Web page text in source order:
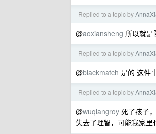
Replied to a topic by
@aoxiansheng 所以就是
Replied to a topic by
@blackmatch 是的 这件
Replied to a topic by
@wuqiangroy 死了孩子
失去了理智，可能我家里